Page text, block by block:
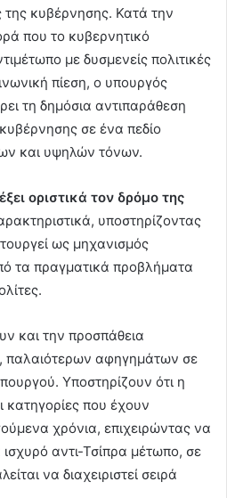
της κυβέρνησης. Κατά την
που το κυβερνητικό
με δυσμενείς πολιτικές
πίεση, ο υπουργός
τη δημόσια αντιπαράθεση
σε ένα πεδίο
και υψηλών τόνων.
οριστικά τον δρόμο της
υποστηρίζοντας
ως μηχανισμός
τα πραγματικά προβλήματα
και την προσπάθεια
αφηγημάτων σε
Υποστηρίζουν ότι η
που έχουν
χρόνια, επιχειρώντας να
αντι-Τσίπρα μέτωπο, σε
να διαχειριστεί σειρά